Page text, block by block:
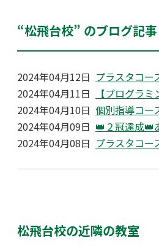
“松飛台校” のブログ記事
2024年04月12日 プラスタコー
2024年04月11日
【プログラ
2024年04月10日 個別指導コー
2024年04月09日 👑２冠達成👑
2024年04月08日 プラスタコー
松飛台校の近隣の教室